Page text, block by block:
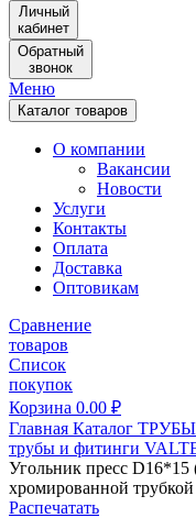
Личный
кабинет
Обратный
звонок
Меню
Каталог товаров
О компании
Вакансии
Новости
Услуги
Контакты
Оплата
Доставка
Оптовикам
Сравнение
товаров
Список
покупок
Корзина 0.00 ₽
Главная Каталог
трубы и фитинги
Угольник пресс
хромированной
Распечатать